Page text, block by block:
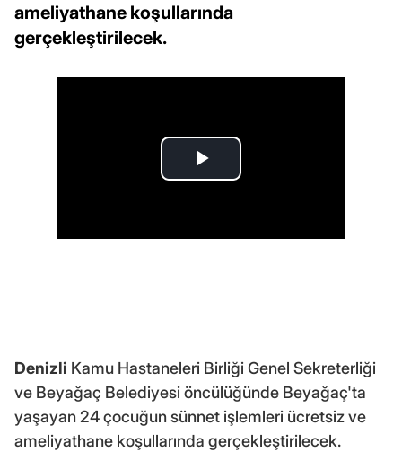
ameliyathane koşullarında
gerçekleştirilecek.
Denizli Kamu Hastaneleri Birliği Genel Sekreterliği
ve Beyağaç Belediyesi öncülüğünde Beyağaç'ta
yaşayan 24 çocuğun sünnet işlemleri ücretsiz ve
ameliyathane koşullarında gerçekleştirilecek.